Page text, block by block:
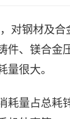
对钢材及
件、镁合金
量很大。
耗量占总耗